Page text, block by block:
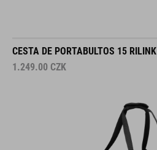
CESTA DE PORTABULTOS 15 RILINK
1.249.00 CZK